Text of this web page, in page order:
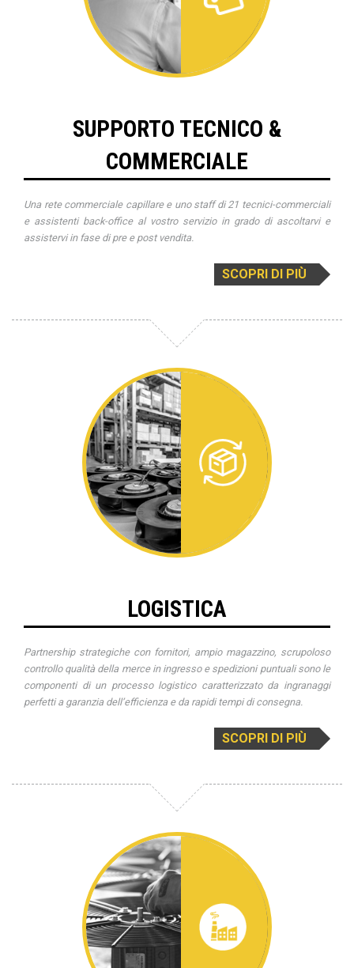
SUPPORTO TECNICO &
COMMERCIALE
Una rete commerciale capillare e uno staff di 21 tecnici-commerciali
e assistenti back-office al vostro servizio in grado di ascoltarvi e
assistervi in fase di pre e post vendita.
SCOPRI DI PIÙ
LOGISTICA
Partnership strategiche con fornitori, ampio magazzino, scrupoloso
controllo qualità della merce in ingresso e spedizioni puntuali sono le
componenti di un processo logistico caratterizzato da ingranaggi
perfetti a garanzia dell’efficienza e da rapidi tempi di consegna.
SCOPRI DI PIÙ